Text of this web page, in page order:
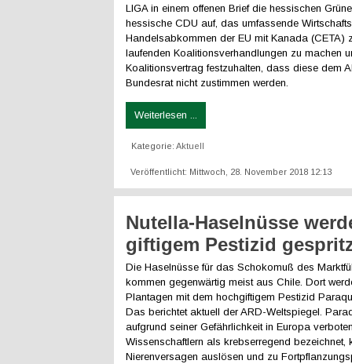
LIGA in einem offenen Brief die hessischen
hessische CDU auf, das umfassende
Handelsabkommen der EU mit Kanada (CETA)
laufenden Koalitionsverhandlungen zu machen
Koalitionsvertrag festzuhalten, dass diese dem
Bundesrat nicht zustimmen werden.
Weiterlesen ...
Kategorie: Aktuell
Veröffentlicht: Mittwoch, 28. November 2018 12:13
Nutella-Haselnüsse
giftigem Pestizid
Die Haselnüsse für das Schokomuß des
kommen gegenwärtig meist aus Chile. Dort
Plantagen mit dem hochgiftigem Pestizid
Das berichtet aktuell der ARD-Weltspiegel.
aufgrund seiner Gefährlichkeit in Europa
Wissenschaftlern als krebserregend bezeichnet,
Nierenversagen auslösen und zu